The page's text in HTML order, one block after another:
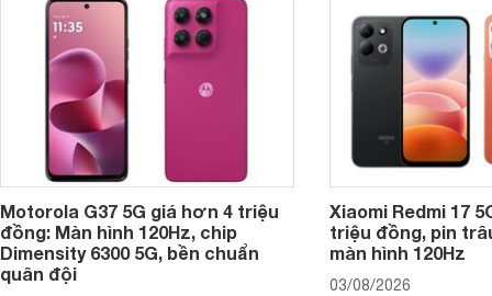
Motorola G37 5G giá hơn 4 triệu
đồng: Màn hình 120Hz, chip
Dimensity 6300 5G, bền chuẩn
quân đội
Xiaomi Redmi 17
triệu đồng, pin
màn hình 120Hz
03/08/2026